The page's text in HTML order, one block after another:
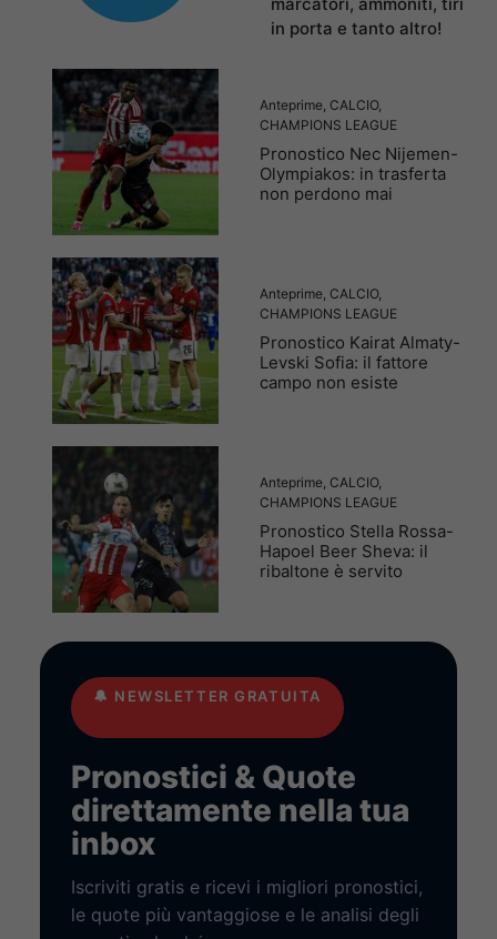
marcatori, ammoniti, tiri
in porta e tanto altro!
Anteprime CALCIO,
CHAMPIONS LEAGUE
Pronostico Nec Nijemen-
Olympiakos: in trasferta
non perdono mai
Anteprime CALCIO,
CHAMPIONS LEAGUE
Pronostico Kairat Almaty-
Levski Sofia: il fattore
campo non esiste
Anteprime CALCIO,
CHAMPIONS LEAGUE
Pronostico Stella Rossa-
Hapoel Beer Sheva: il
ribaltone è servito
🔔 NEWSLETTER GRATUITA
Pronostici & Quote
direttamente nella tua
inbox
Iscriviti gratis e ricevi i migliori pronostici,
le quote più vantaggiose e le analisi degli